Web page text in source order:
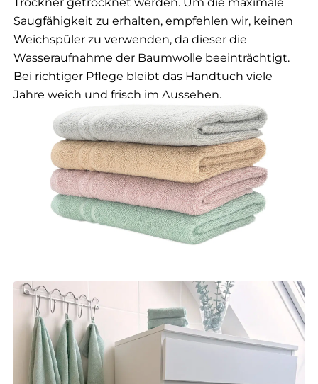
Saugfähigkeit zu erhalten, empfehlen wir, keinen
Weichspüler zu verwenden, da dieser die
Wasseraufnahme der Baumwolle beeinträchtigt.
Bei richtiger Pflege bleibt das Handtuch viele
Jahre weich und frisch im Aussehen.